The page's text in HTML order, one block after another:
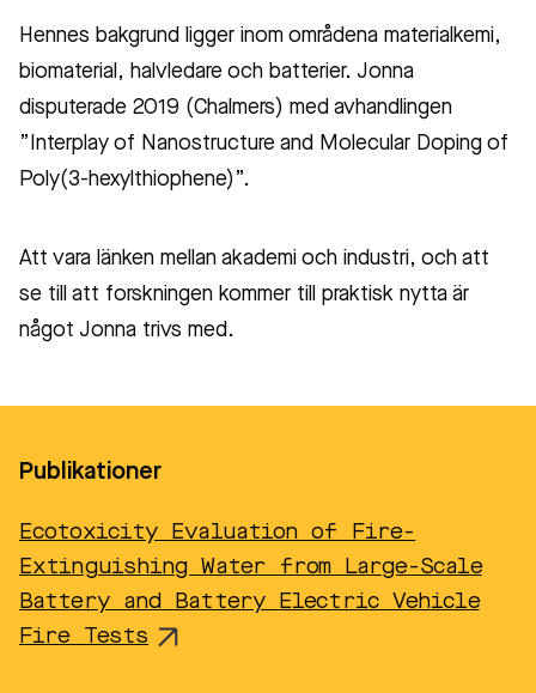
Hennes bakgrund ligger inom områdena materialkemi,
biomaterial, halvledare och batterier. Jonna
disputerade 2019 (Chalmers) med avhandlingen
”Interplay of Nanostructure and Molecular Doping of
Poly(3-hexylthiophene)”.
Att vara länken mellan akademi och industri, och att
se till att forskningen kommer till praktisk nytta är
något Jonna trivs med.
Publikationer
Ecotoxicity Evaluation of Fire-
Extinguishing Water from Large-Scale
Battery and Battery Electric Vehicle
Fire Tests